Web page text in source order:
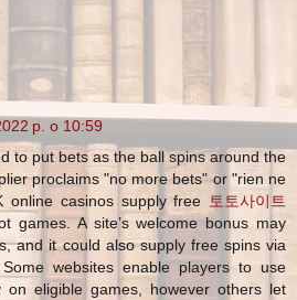
р. о 10:59
to put bets as the ball spins around the
proclaims "no more bets" or "rien ne
online casinos supply free 토토사이트
games. A site’s welcome bonus may
and it could also supply free spins via
websites enable players to use
on eligible games, however others let